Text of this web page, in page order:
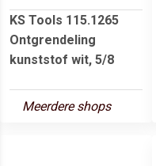
KS Tools 115.1265
Ontgrendeling
kunststof wit, 5/8
Meerdere shops